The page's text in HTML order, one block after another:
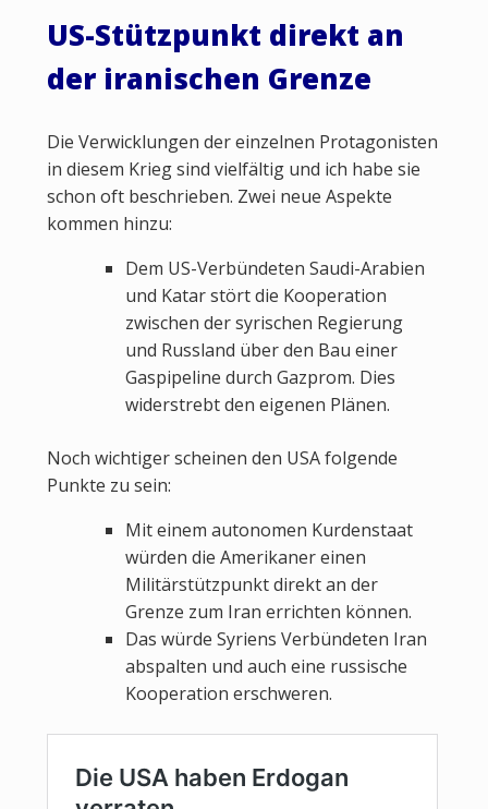
US-Stützpunkt direkt an
der iranischen Grenze
Die Verwicklungen der einzelnen Protagonisten
in diesem Krieg sind vielfältig und ich habe sie
schon oft beschrieben. Zwei neue Aspekte
kommen hinzu:
Dem US-Verbündeten Saudi-Arabien
und Katar stört die Kooperation
zwischen der syrischen Regierung
und Russland über den Bau einer
Gaspipeline durch Gazprom. Dies
widerstrebt den eigenen Plänen.
Noch wichtiger scheinen den USA folgende
Punkte zu sein:
Mit einem autonomen Kurdenstaat
würden die Amerikaner einen
Militärstützpunkt direkt an der
Grenze zum Iran errichten können.
Das würde Syriens Verbündeten Iran
abspalten und auch eine russische
Kooperation erschweren.